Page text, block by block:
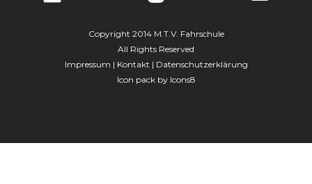
Copyright 2014 M.T.V. Fahrschule
All Rights Reserved
Impressum | Kontakt | Datenschutzerklärung
Icon pack by Icons8